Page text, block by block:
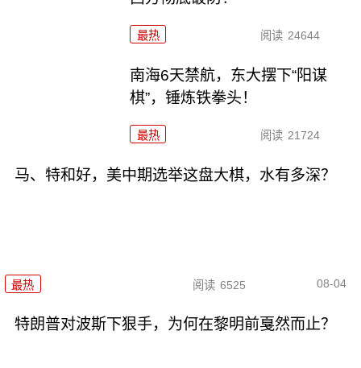
最热 阅读 24644
南海6天禁航，东大摆下“阳谋
棋”，锤炼铁拳头！
最热 阅读 21724
马、特和好，美中期选举这盘大棋，水有多深？
最热 阅读 6525 08-04
特朗普对波斯下狠手，为何在黎明前戛然而止？